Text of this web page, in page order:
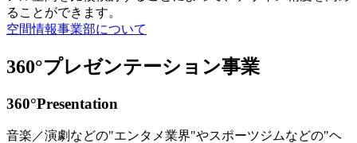
ることができます。
空間情報事業部について
360°プレゼンテーション事業
360°Presentation
音楽／演劇などの"エンタメ業界"やスポーツジムなどの"ヘ